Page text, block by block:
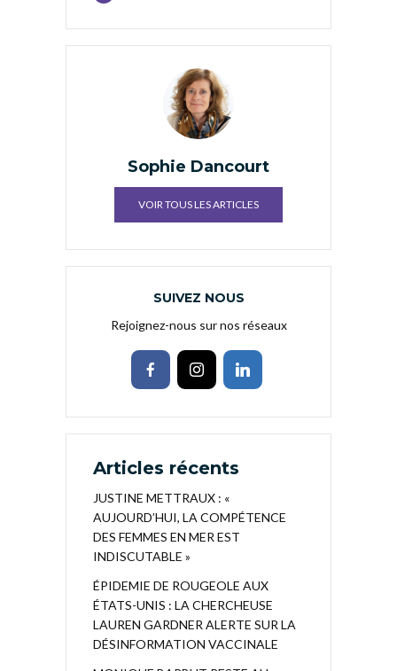
Sophie Dancourt
VOIR TOUS LES ARTICLES
SUIVEZ NOUS
Rejoignez-nous sur nos réseaux
Articles récents
JUSTINE METTRAUX : «
AUJOURD’HUI, LA COMPÉTENCE
DES FEMMES EN MER EST
INDISCUTABLE »
ÉPIDEMIE DE ROUGEOLE AUX
ÉTATS-UNIS : LA CHERCHEUSE
LAUREN GARDNER ALERTE SUR LA
DÉSINFORMATION VACCINALE